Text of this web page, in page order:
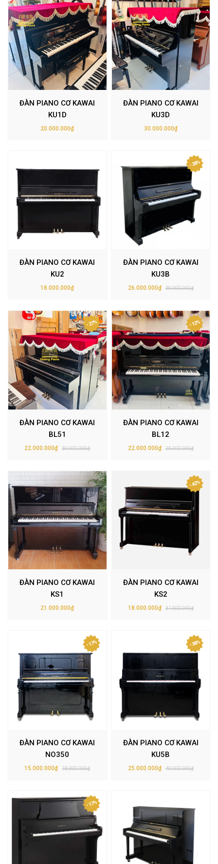
ĐÀN PIANO CƠ KAWAI
KU1D
20.000.000₫
ĐÀN PIANO CƠ KAWAI
KU3D
30.000.000₫
ĐÀN PIANO CƠ KAWAI
KU2
18.000.000₫
- 28%
ĐÀN PIANO CƠ KAWAI
KU3B
26.000.000₫ 36.000.000₫
- 27%
ĐÀN PIANO CƠ KAWAI
BL51
22.000.000₫ 30.000.000₫
- 12%
ĐÀN PIANO CƠ KAWAI
BL12
22.000.000₫ 25.000.000₫
ĐÀN PIANO CƠ KAWAI
KS1
21.000.000₫
- 42%
ĐÀN PIANO CƠ KAWAI
KS2
18.000.000₫ 31.000.000₫
- 17%
ĐÀN PIANO CƠ KAWAI
NO350
15.000.000₫ 18.000.000₫
- 38%
ĐÀN PIANO CƠ KAWAI
KU5B
25.000.000₫ 40.000.000₫
- 17%